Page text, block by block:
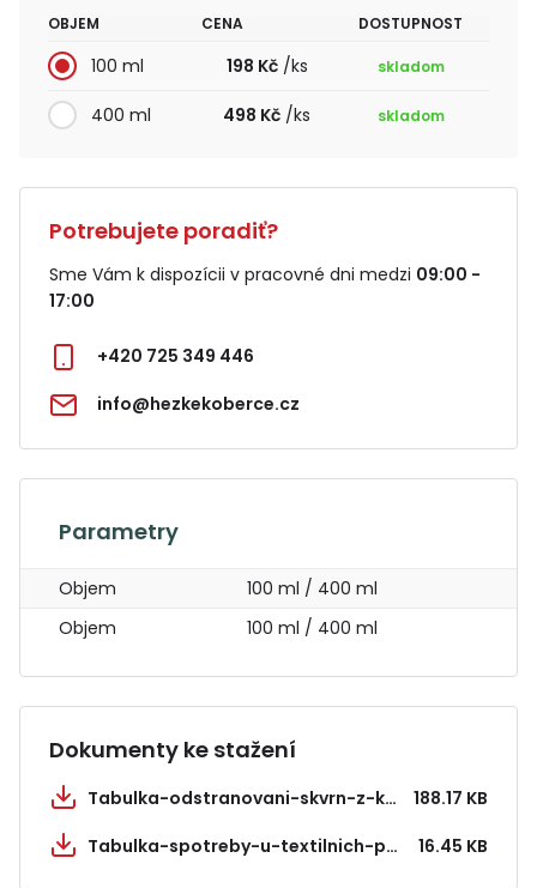
OBJEM CENA DOSTUPNOST
100 ml 198 Kč/ks skladom
400 ml 498 Kč /ks skladom
Potrebujete poradiť?
Sme Vám k dispozícii v pracovné dni medzi 09:00 -
17:00
+420 725 349 446
info@hezkekoberce.cz
Parametry
Objem
100 ml / 400 ml
Objem
100 ml / 400 ml
Dokumenty ke stažení
Tabulka-odstranovani-skvrn-z-kobercu.pdf
188.17 KB
Tabulka-spotreby-u-textilnich-podlahovin.pdf
16.45 KB